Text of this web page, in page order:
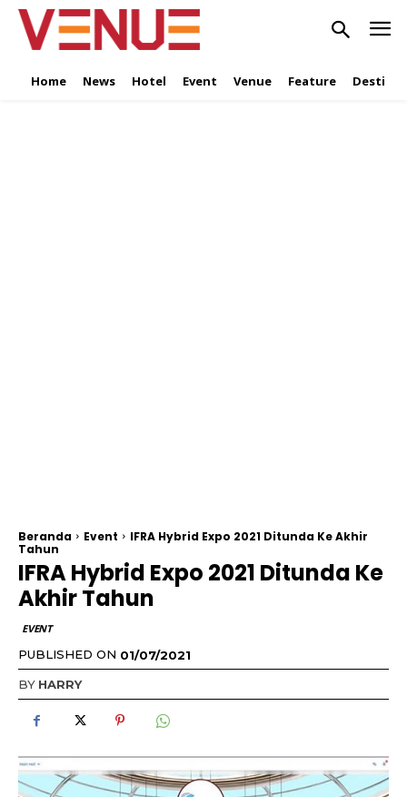
Home News Hotel Event Venue Feature
Beranda Event
IFRA Hybrid Expo 2021 Ditunda Ke Akhir
Tahun
IFRA Hybrid Expo 2021 Ditunda Ke
Akhir Tahun
EVENT
PUBLISHED ON 01/07/2021
BY HARRY